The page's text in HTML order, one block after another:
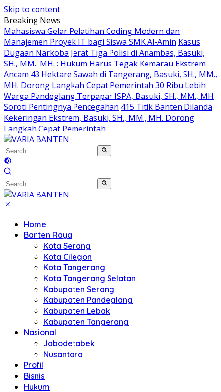
Skip to content
Breaking News
Mahasiswa Gelar Pelatihan Coding Modern dan
Manajemen Proyek IT bagi Siswa SMK Al-Amin Kasus
Dugaan Narkoba Jerat Tiga Polisi di Anambas, Basuki,
SH., MM., MH. : Hukum Harus Tegak Kemarau Ekstrem
Ancam 43 Hektare Sawah di Tangerang, Basuki, SH., MM.,
MH. Dorong Langkah Cepat Pemerintah 30 Ribu Lebih
Warga Pandeglang Terpapar ISPA, Basuki, SH., MM., MH
Soroti Pentingnya Pencegahan 415 Titik Banten Dilanda
Kekeringan Ekstrem, Basuki, SH., MM., MH. Dorong
Langkah Cepat Pemerintah
Home
Banten Raya
Kota Serang
Kota Cilegon
Kota Tangerang
Kota Tangerang Selatan
Kabupaten Serang
Kabupaten Pandeglang
Kabupaten Lebak
Kabupaten Tangerang
Nasional
Jabodetabek
Nusantara
Profil
Bisnis
Hukum